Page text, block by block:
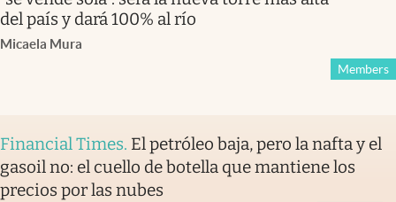
del país y dará 100% al río
Micaela Mura
Members
Financial Times. El petróleo baja, pero la nafta y el
gasoil no: el cuello de botella que mantiene los
precios por las nubes